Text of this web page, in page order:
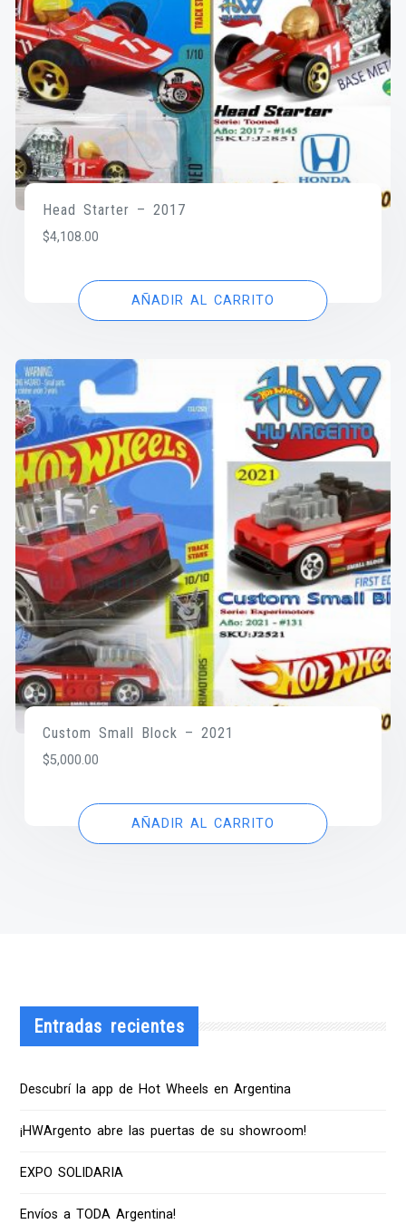
Head Starter – 2017
$4,108.00
AÑADIR AL CARRITO
Custom Small Block – 2021
$5,000.00
AÑADIR AL CARRITO
Entradas recientes
Descubrí la app de Hot Wheels en Argentina
¡HWArgento abre las puertas de su showroom!
EXPO SOLIDARIA
Envíos a TODA Argentina!